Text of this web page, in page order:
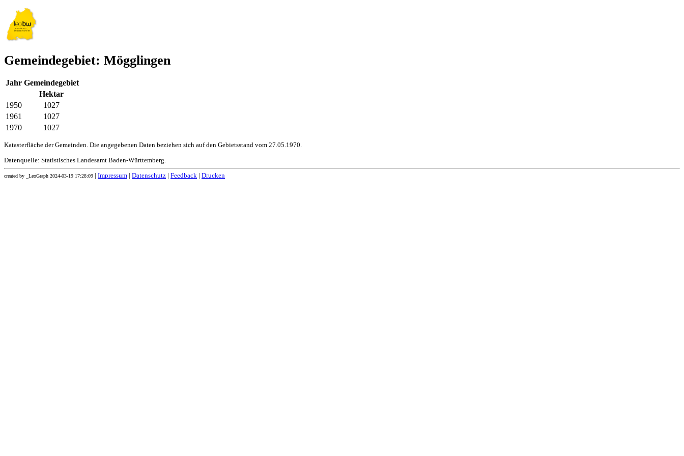
Gemeindegebiet: Mögglingen
Jahr Gemeindegebiet
Hektar
1950
1027
1961
1027
1970
1027
Katasterfläche der Gemeinden. Die angegebenen Daten beziehen sich auf den Gebietsstand vom 27.05.1970.
Datenquelle: Statistisches Landesamt Baden-Württemberg.
created by _LeoGraph 2024-03-19 17:28:09 Impressum Datenschutz Feedback Drucken